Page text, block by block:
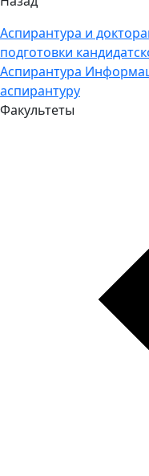
Аспирантура и
подготовки
Аспирантура
аспирантуру
Факультеты